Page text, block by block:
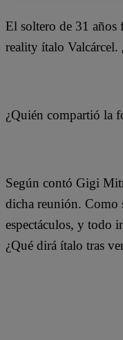
El soltero de 31 años
reality ítalo Valcárcel.
¿Quién compartió la
Según contó Gigi
dicha reunión. Como
espectáculos, y todo
¿Qué dirá ítalo tras